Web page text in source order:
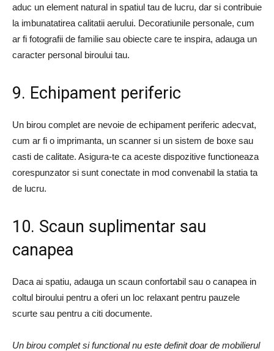
aduc un element natural in spatiul tau de lucru, dar si contribuie
la imbunatatirea calitatii aerului. Decoratiunile personale, cum
ar fi fotografii de familie sau obiecte care te inspira, adauga un
caracter personal biroului tau.
9. Echipament periferic
Un birou complet are nevoie de echipament periferic adecvat,
cum ar fi o imprimanta, un scanner si un sistem de boxe sau
casti de calitate. Asigura-te ca aceste dispozitive functioneaza
corespunzator si sunt conectate in mod convenabil la statia ta
de lucru.
10. Scaun suplimentar sau
canapea
Daca ai spatiu, adauga un scaun confortabil sau o canapea in
coltul biroului pentru a oferi un loc relaxant pentru pauzele
scurte sau pentru a citi documente.
Un birou complet si functional nu este definit doar de mobilierul